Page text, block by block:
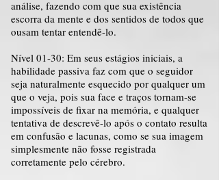
análise, fazendo com que sua existência
escorra da mente e dos sentidos de todos que
ousam tentar entendê-lo.
Nível 01-30: Em seus estágios iniciais, a
habilidade passiva faz com que o seguidor
seja naturalmente esquecido por qualquer um
que o veja, pois sua face e traços tornam-se
impossíveis de fixar na memória, e qualquer
tentativa de descrevê-lo após o contato resulta
em confusão e lacunas, como se sua imagem
simplesmente não fosse registrada
corretamente pelo cérebro.